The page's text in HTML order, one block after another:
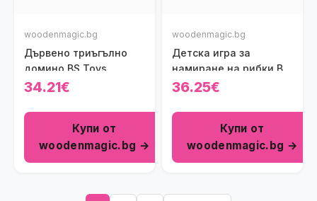
woodenmagic.bg
Дървено триъгълно
домино BS Toys
34.21€
Купи от
woodenmagic.bg →
woodenmagic.bg
Детска игра за
намиране на рибки BS
Toys
36.25€
Купи от
woodenmagic.bg →